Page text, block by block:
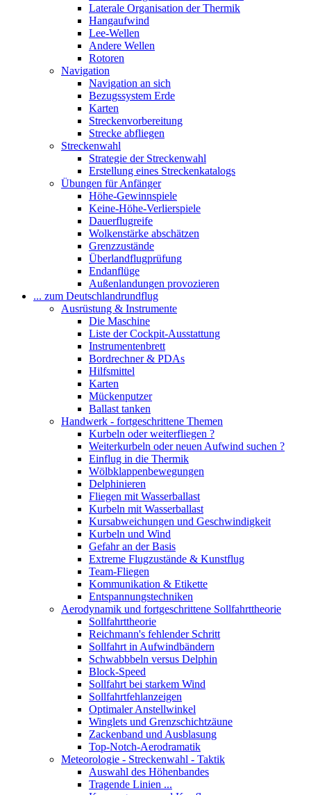
Laterale Organisation der Thermik
Hangaufwind
Lee-Wellen
Andere Wellen
Rotoren
Navigation
Navigation an sich
Bezugssystem Erde
Karten
Streckenvorbereitung
Strecke abfliegen
Streckenwahl
Strategie der Streckenwahl
Erstellung eines Streckenkatalogs
Übungen für Anfänger
Höhe-Gewinnspiele
Keine-Höhe-Verlierspiele
Dauerflugreife
Wolkenstärke abschätzen
Grenzzustände
Überlandflugprüfung
Endanflüge
Außenlandungen provozieren
... zum Deutschlandrundflug
Ausrüstung & Instrumente
Die Maschine
Liste der Cockpit-Ausstattung
Instrumentenbrett
Bordrechner & PDAs
Hilfsmittel
Karten
Mückenputzer
Ballast tanken
Handwerk - fortgeschrittene Themen
Kurbeln oder weiterfliegen ?
Weiterkurbeln oder neuen Aufwind suchen ?
Einflug in die Thermik
Wölbklappenbewegungen
Delphinieren
Fliegen mit Wasserballast
Kurbeln mit Wasserballast
Kursabweichungen und Geschwindigkeit
Kurbeln und Wind
Gefahr an der Basis
Extreme Flugzustände & Kunstflug
Team-Fliegen
Kommunikation & Etikette
Entspannungstechniken
Aerodynamik und fortgeschrittene Sollfahrttheorie
Sollfahrttheorie
Reichmann's fehlender Schritt
Sollfahrt in Aufwindbändern
Schwabbbeln versus Delphin
Block-Speed
Sollfahrt bei starkem Wind
Sollfahrtfehlanzeigen
Optimaler Anstellwinkel
Winglets und Grenzschichtzäune
Zackenband und Ausblasung
Top-Notch-Aerodramatik
Meteorologie - Streckenwahl - Taktik
Auswahl des Höhenbandes
Tragende Linien ...